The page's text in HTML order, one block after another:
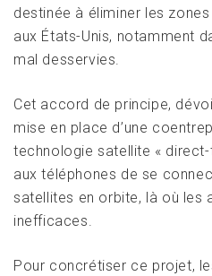
destinée à éliminer les
aux États-Unis, notamment
mal desservies.
Cet accord de principe,
mise en place d’une
technologie satellite «
aux téléphones de se
satellites en orbite, là où les
inefficaces.
Pour concrétiser ce projet,